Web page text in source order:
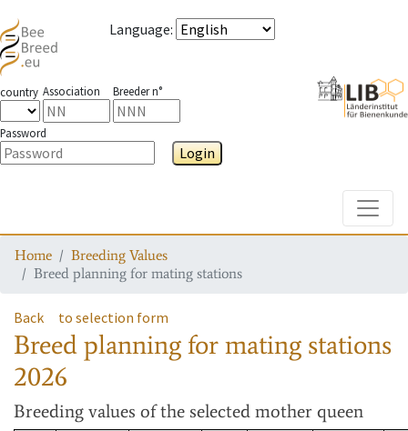
Language:
country Association Breeder n°
Password
Login
Home
Breeding Values
Breed planning for mating stations
Back to selection form
Breed planning for mating stations
2026
Breeding values of the selected mother queen